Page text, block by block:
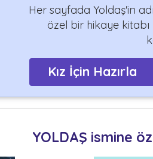
Her sayfada Yoldaş'in
özel bir hikaye kitabı
Kız İçin Hazırla
YOLDAŞ ismine